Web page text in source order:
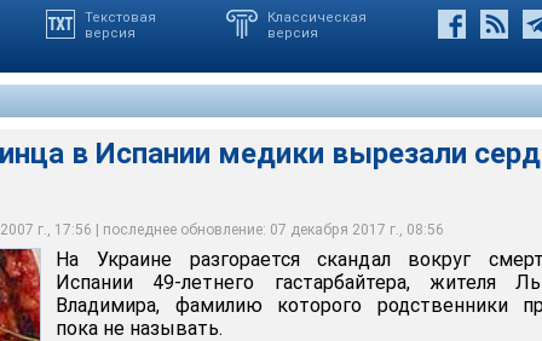
Текстовая
версия
Классическая
версия
в Испании медики вырезали
г., 17:56 | последнее обновление: 07 декабря 2017 г., 08:56
врачи вырезали сердце и почки
На Украине разгорается скандал вокруг
Испании 49-летнего гастарбайтера, жителя
Владимира, фамилию которого родственники
пока не называть.